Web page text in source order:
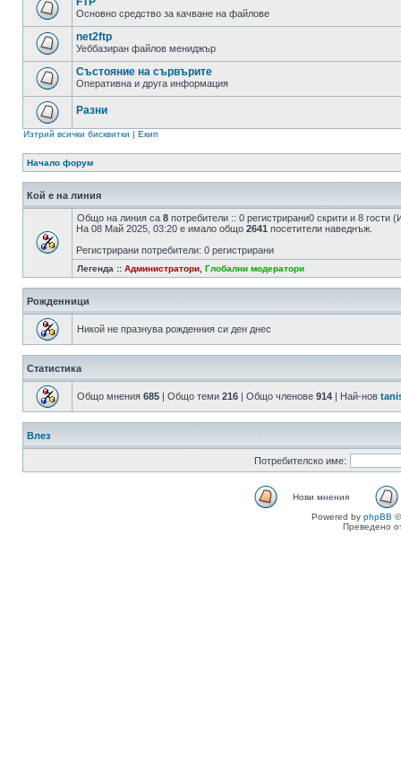
Основно средство за качване на файлове
net2ftp
Уеббазиран файлов мениджър
Състояние на сървърите
Оперативна и друга информация
Разни
Изтрий всички бисквитки | Екип
Начало форум
Кой е на линия
Общо на линия са 8 потребители :: 0 регистрирани0 скрити и 8
На 08 Май 2025, 03:20 е имало общо 2641 посетители наведнъж.
Регистрирани потребители: 0 регистрирани
Легенда :: Администратори Глобални модератори
Рожденници
Никой не празнува рожденния си ден днес
Статистика
Общо мнения 685 | Общо теми 216 | Общо членове 914 | Най-нов
Влез
Потребителско име:
Нови мнения
Powered by phpBB
Преведено